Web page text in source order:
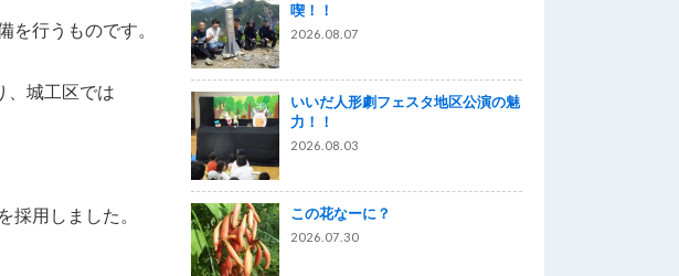
行うものです。
、城工区では
用しました。
喫！！
2026.08.07
いいだ人形劇フェスタ地区公演の魅
力！！
2026.08.03
この花なーに？
2026.07.30